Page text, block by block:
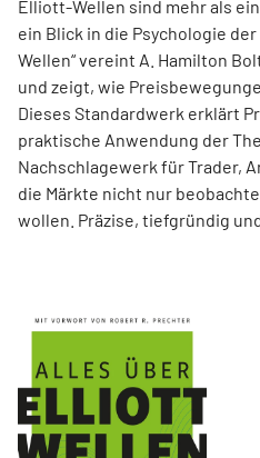
Elliott-Wellen sind mehr als
ein Blick in die Psychologie
Wellen“ vereint A. Hamilton
und zeigt, wie
Dieses Standardwerk erklärt
praktische Anwendung der
Nachschlagewerk für Trader,
die Märkte nicht nur
wollen. Präzise, tiefgründig